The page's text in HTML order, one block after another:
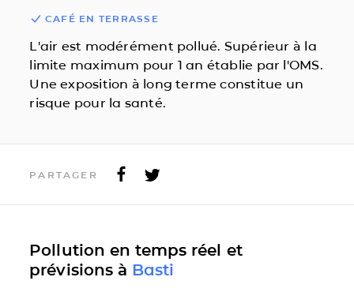
CAFÉ EN TERRASSE
L'air est modérément pollué. Supérieur à la
limite maximum pour 1 an établie par l'OMS.
Une exposition à long terme constitue un
risque pour la santé.
PARTAGER
Pollution en temps réel et
prévisions à Basti